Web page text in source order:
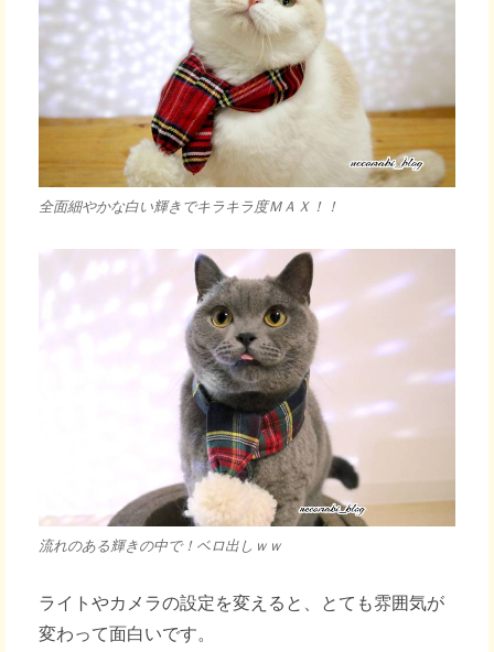
全面細やかな白い輝きでキラキラ度ＭＡＸ！！
流れのある輝きの中で！ベロ出しｗｗ
ライトやカメラの設定を変えると、とても雰囲気が
変わって面白いです。